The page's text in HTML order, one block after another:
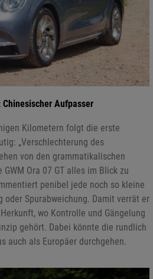
Chinesischer Aufpasser
Kilometern folgt die erste
„Verschlechterung des
von den grammatikalischen
Ora 07 GT alles im Blick zu
penibel jede noch so kleine
oder Spurabweichung. Damit verrät er
wo Kontrolle und Gängelung
gehört. Dabei könnte die rundlich
auch als Europäer durchgehen.